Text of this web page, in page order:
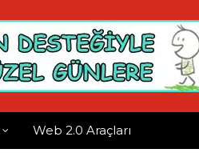
Web 2.0 Araçları